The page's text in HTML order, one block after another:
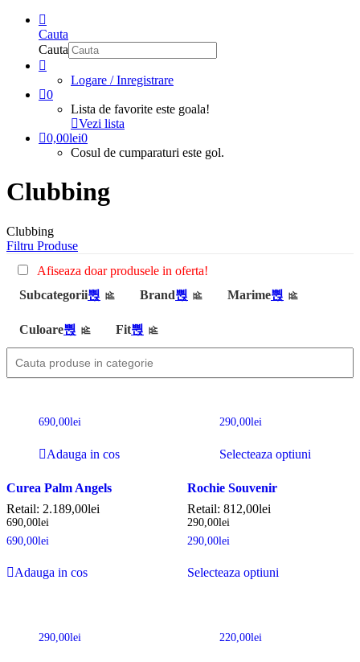
Cauta
Cauta
Logare / Inregistrare
0
Lista de favorite este goala!
Vezi lista
0,00lei0
Cosul de cumparaturi este gol.
Clubbing
Clubbing
Filtru Produse
Afiseaza doar produsele in oferta!
Subcategorii
Brand Marime
Culoare Fit
690,00lei
Adauga in cos
Curea Palm Angels
Retail: 2.189,00lei
690,00lei
690,00lei
Adauga in cos
290,00lei
Selecteaza optiuni
Rochie Souvenir
Retail: 812,00lei
290,00lei
290,00lei
Selecteaza optiuni
290,00lei 220,00lei